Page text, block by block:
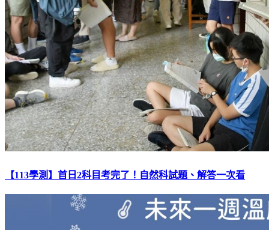
【113學測】首日2科目考完了！自然科試題、解答一次看